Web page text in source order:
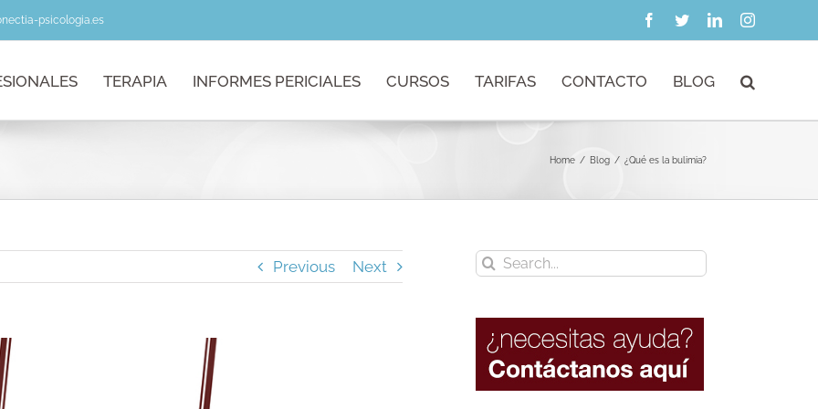
psicologia.es Facebook
TwitterLinkedInInstagram
TERAPIA INFORMES PERICIALES CURSOS TARIFAS CONTACTO BLOG
Home / Blog / ¿Qué es la bulimia?
Previous Next
Search
for: